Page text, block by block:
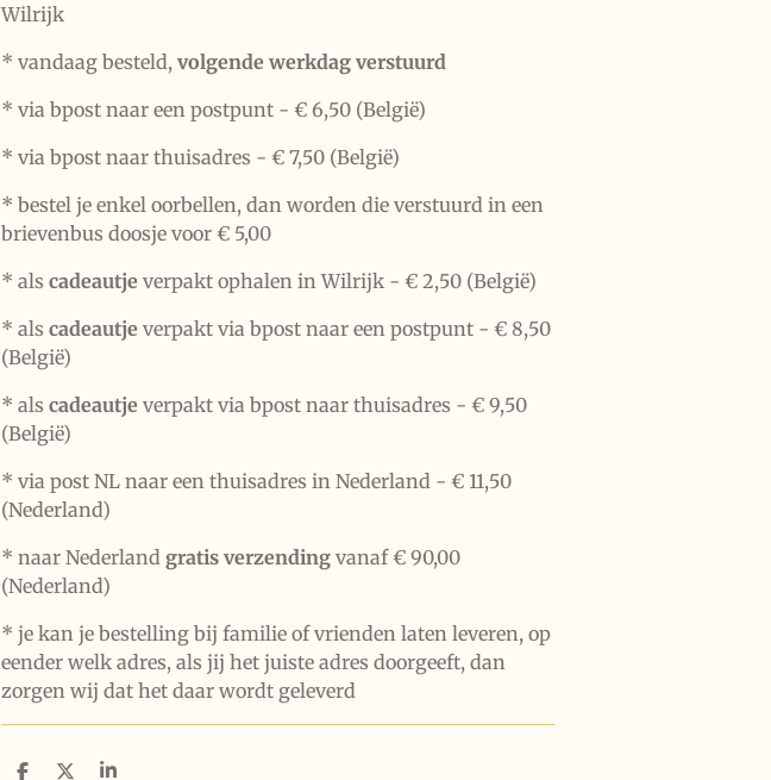
Wilrijk
* vandaag besteld, volgende werkdag verstuurd
* via bpost naar een postpunt - € 6,50 (België)
* via bpost naar thuisadres - € 7,50 (België)
* bestel je enkel oorbellen, dan worden die verstuurd in een
brievenbus doosje voor € 5,00
* als cadeautje verpakt ophalen in Wilrijk - € 2,50 (België)
* als cadeautje verpakt via bpost naar een postpunt - € 8,50
(België)
* als cadeautje verpakt via bpost naar thuisadres - € 9,50
(België)
* via post NL naar een thuisadres in Nederland - € 11,50
(Nederland)
* naar Nederland gratis verzending vanaf € 90,00
(Nederland)
* je kan je bestelling bij familie of vrienden laten leveren, op
eender welk adres, als jij het juiste adres doorgeeft, dan
zorgen wij dat het daar wordt geleverd